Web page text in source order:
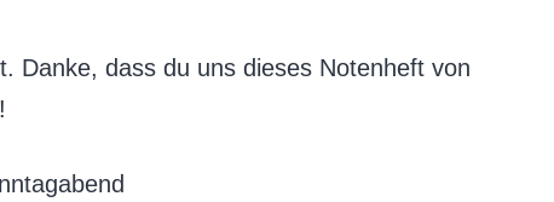
Danke, dass du uns dieses Notenheft von